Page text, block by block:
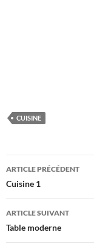
CUISINE
Navigation
des
articles
ARTICLE PRÉCÉDENT
Cuisine 1
ARTICLE SUIVANT
Table moderne